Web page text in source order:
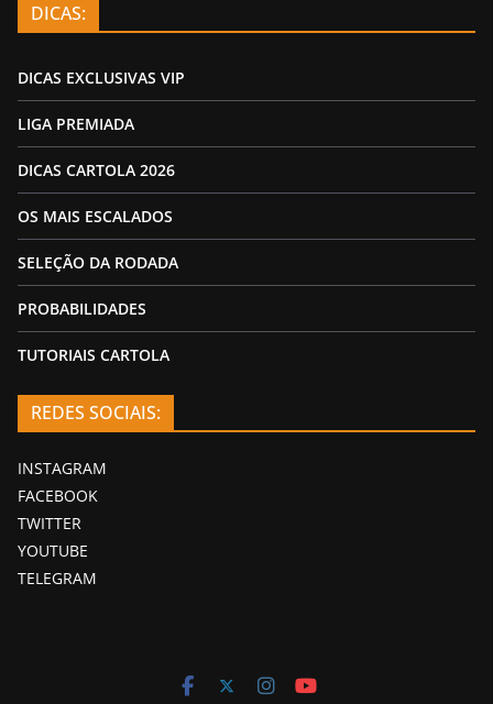
DICAS:
DICAS EXCLUSIVAS VIP
LIGA PREMIADA
DICAS CARTOLA 2026
OS MAIS ESCALADOS
SELEÇÃO DA RODADA
PROBABILIDADES
TUTORIAIS CARTOLA
REDES SOCIAIS:
INSTAGRAM
FACEBOOK
TWITTER
YOUTUBE
TELEGRAM